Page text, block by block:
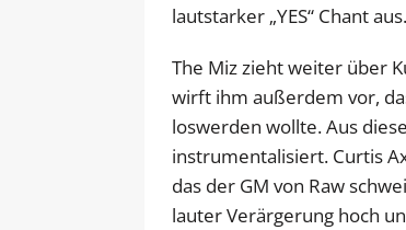
lautstarker „YES“ Chant
The Miz zieht weiter über
wirft ihm außerdem vor,
loswerden wollte. Aus
instrumentalisiert. Curtis
das der GM von Raw
lauter Verärgerung hoch